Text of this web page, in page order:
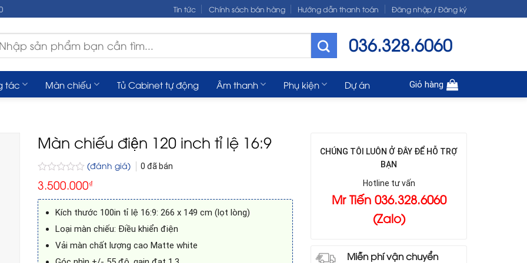
Tin tức Chính sách bán hàng Hướng dẫn thanh toán Đăng nhập / Đăng ký
036.328.6060
tác Màn chiếu Tủ Cabinet tự động Âm thanh Phụ kiện Dự án Giỏ hàng
Màn chiếu điện 120 inch tỉ lệ 16:9
Được
xếp
hạng
0
5
sao
(đánh giá) 0 đã bán
3.500.000₫
Kích thước 100in tỉ lệ 16:9: 266 x 149 cm (lọt lòng)
Loại màn chiếu: Điều khiển điện
Vải màn chất lượng cao Matte white
CHÚNG TÔI LUÔN Ở ĐÂY ĐỂ HỖ TRỢ
BẠN
Hotline tư vấn
Mr Tiến 036.328.6060
(Zalo)
Miễn phí vận chuyển